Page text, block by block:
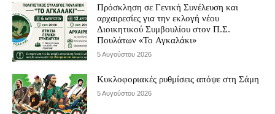
Πρόσκληση σε Γενική Συνέλευση και
αρχαιρεσίες για την εκλογή νέου
Διοικητικού Συμβουλίου στον Π.Σ.
Πουλάτων «Το Αγκαλάκι»
5 Αυγούστου 2026
Κυκλοφοριακές ρυθμίσεις απόψε στη Σάμη
5 Αυγούστου 2026